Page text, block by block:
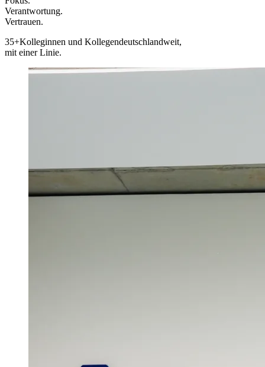
Verantwortung.
Vertrauen.
35+Kolleginnen und Kollegendeutschlandweit,
mit einer Linie.